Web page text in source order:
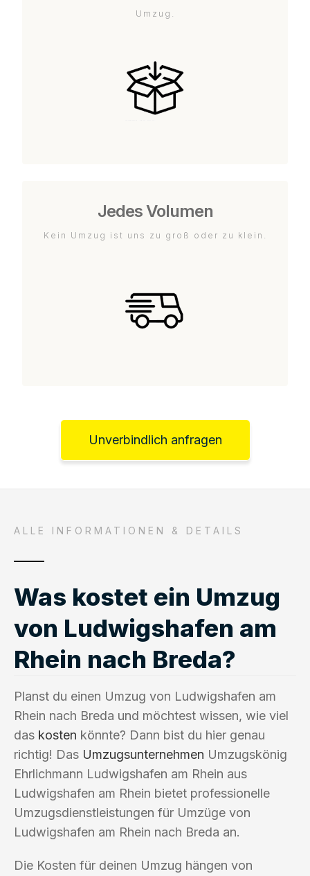
Umzug.
Jedes Volumen
Kein Umzug ist uns zu groß oder zu klein.
Unverbindlich anfragen
ALLE INFORMATIONEN & DETAILS
Was kostet ein Umzug
von Ludwigshafen am
Rhein nach Breda?
Planst du einen Umzug von Ludwigshafen am
Rhein nach Breda und möchtest wissen, wie viel
das kosten könnte? Dann bist du hier genau
richtig! Das Umzugsunternehmen Umzugskönig
Ehrlichmann Ludwigshafen am Rhein aus
Ludwigshafen am Rhein bietet professionelle
Umzugsdienstleistungen für Umzüge von
Ludwigshafen am Rhein nach Breda an.
Die Kosten für deinen Umzug hängen von